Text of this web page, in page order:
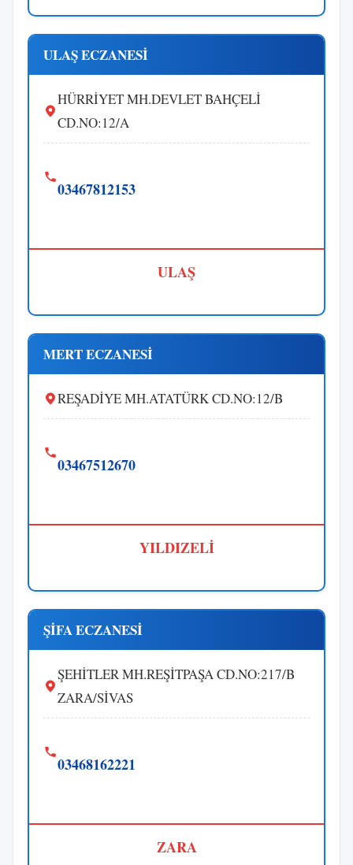
ULAŞ ECZANESİ
HÜRRİYET MH.DEVLET BAHÇELİ
CD.NO:12/A
03467812153
ULAŞ
MERT ECZANESİ
REŞADİYE MH.ATATÜRK CD.NO:12/B
03467512670
YILDIZELİ
ŞİFA ECZANESİ
ŞEHİTLER MH.REŞİTPAŞA CD.NO:217/B
ZARA/SİVAS
03468162221
ZARA